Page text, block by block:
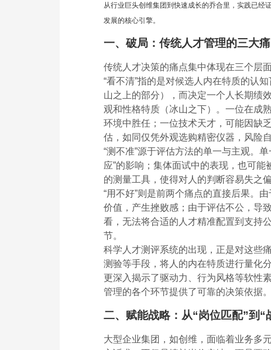
从行业巨头创维集团到快速成长的乔合里，实践已经
发展的核心引擎。
一、破局：传统人才管理的三大
传统人才决策的痛点集中体现在三个层面
“看不清”指的是对候选人内在特质的认
山之上的部分），而决定一个人长期绩
观和性格特质（冰山之下）。一位在成
环境中胜任；一位技术天才，可能因缺
估，如同仅凭外观选购精密仪器，风险自
“测不准”源于评估方法的单一与主观。
应”的影响；集体面试中的表现，也可
的测量工具，使得对人的判断容易失之
“用不好”则是前两个痛点的直接后果。
价值，产生挫败感；由于评估不公，导
看，无法将合适的人才精准配置到支持
节。
科学人才测评系统的出现，正是对这些
测验等手段，将人的内在特质进行量化
更深入揭示了驱动力、行为风格等软性
管理的各个环节提供了可靠的决策依据。
二、赋能战略：从“岗位匹配”到“
大型企业集团，如创维，面临着业务多